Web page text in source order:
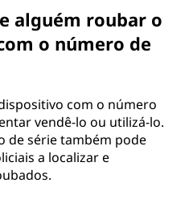
alguém roubar o
o número de
com o número
vendê-lo ou utilizá-lo.
de série também pode
a localizar e